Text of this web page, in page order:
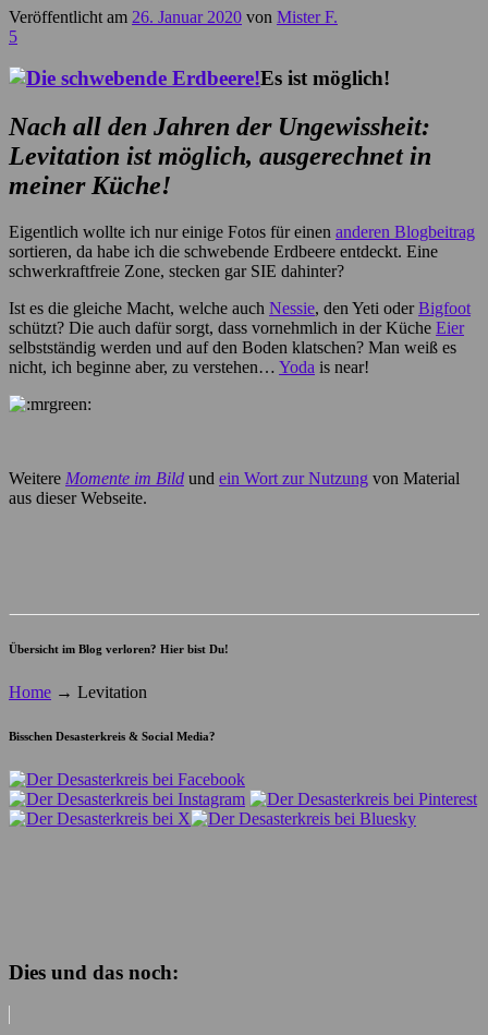
Veröffentlicht am 26. Januar 2020 von Mister F.
5
Es ist möglich!
Nach all den Jahren der Ungewissheit:
Levitation ist möglich, ausgerechnet in
meiner Küche!
Eigentlich wollte ich nur einige Fotos für einen anderen Blogbeitrag
sortieren, da habe ich die schwebende Erdbeere entdeckt. Eine
schwerkraftfreie Zone, stecken gar SIE dahinter?
Ist es die gleiche Macht, welche auch Nessie, den Yeti oderBigfoot
schützt? Die auch dafür sorgt, dass vornehmlich in der Küche Eier
selbstständig werden und auf den Boden klatschen? Man weiß es
nicht, ich beginne aber, zu verstehen… Yoda is near!
Weitere Momente im Bild und ein Wort zur Nutzung von Material
aus dieser Webseite.
Übersicht im Blog verloren? Hier bist Du!
Home → Levitation
Bisschen Desasterkreis & Social Media?
Dies und das noch: